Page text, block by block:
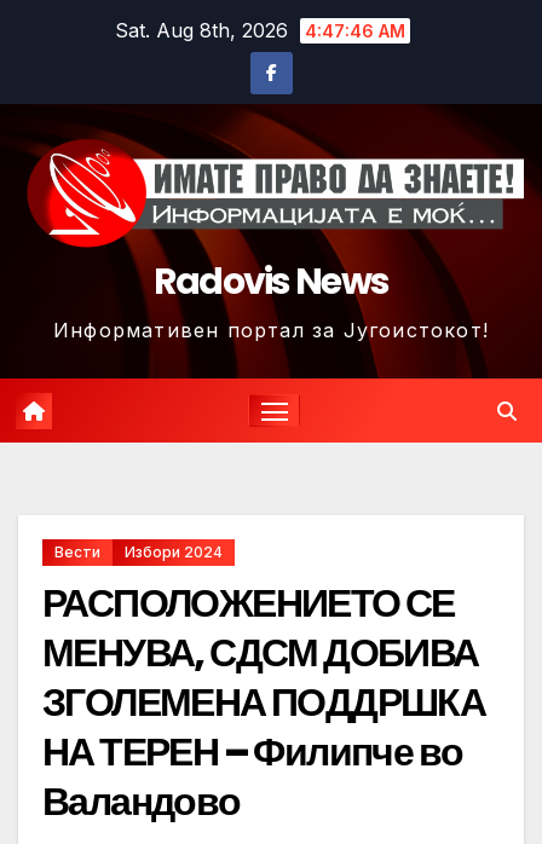
Sat. Aug 8th, 2026 4:47:48 AM
Radovis News
Информативен портал за Југоистокот!
Вести Избори 2024
РАСПОЛОЖЕНИЕТО СЕ
МЕНУВА, СДСМ ДОБИВА
ЗГОЛЕМЕНА ПОДДРШКА
НА ТЕРЕН – Филипче во
Валандово